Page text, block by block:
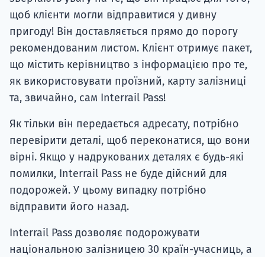
щоб клієнти могли відправитися у дивну
пригоду! Він доставляється прямо до порогу
рекомендованим листом. Клієнт отримує пакет,
що містить керівництво з інформацією про те,
як використовувати проїзний, карту залізниці
та, звичайно, сам Interrail Pass!
Як тільки він передається адресату, потрібно
перевірити деталі, щоб переконатися, що вони
вірні. Якщо у надрукованих деталях є будь-які
помилки, Interrail Pass не буде дійсний для
подорожей. У цьому випадку потрібно
відправити його назад.
Interrail Pass дозволяє подорожувати
національною залізницею 30 країн-учасниць, а